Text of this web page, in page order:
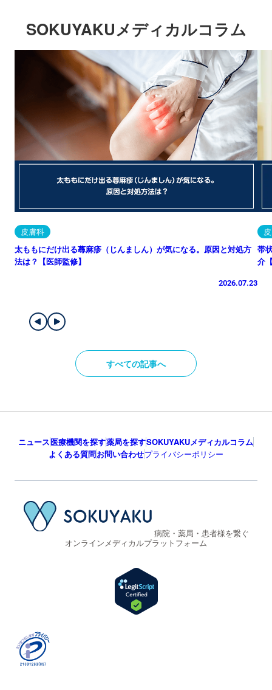
SOKUYAKUメディカルコラム
皮膚科
太ももにだけ出る蕁麻疹（じんましん）が気になる。原因と対処方
法は？【医師監修】
2026.07.23
帯
介
すべての記事へ
ニュース医療機関を探す薬局を探すSOKUYAKUメディカルコラム
よくある質問お問い合わせプライバシーポリシー
病院・薬局・患者様を繋ぐ
オンラインメディカルプラットフォーム